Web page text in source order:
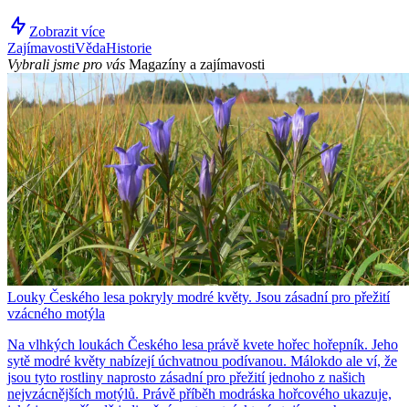
Zobrazit více
ZajímavostiVědaHistorie
Vybrali jsme pro vás Magazíny a zajímavosti
Louky Českého lesa pokryly modré květy. Jsou zásadní pro přežití
vzácného motýla
Na vlhkých loukách Českého lesa právě kvete hořec hořepník. Jeho
sytě modré květy nabízejí úchvatnou podívanou. Málokdo ale ví, že
jsou tyto rostliny naprosto zásadní pro přežití jednoho z našich
nejvzácnějších motýlů. Právě příběh modráska hořcového ukazuje,